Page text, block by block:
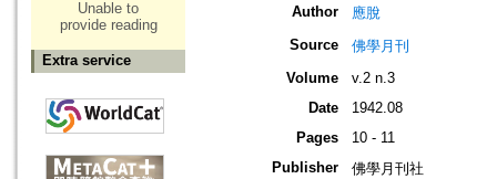
Unable to
provide reading
Extra service
Author
應脫
Source
佛學月刊
Volume
v.2 n.3
Date
1942.08
Pages
10 - 11
Publisher
佛學月刊社